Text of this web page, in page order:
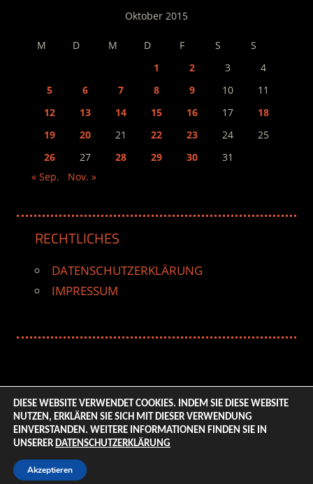
Oktober 2015
M D M D F S
S
1
2 3
4
5
6 7 8 9 10
11
12
13 14 15 16 17
18
19
20 21 22 23 24
25
26
27 28 29 30
31
« Sep.
Nov. »
RECHTLICHES
DATENSCHUTZERKLÄRUNG
IMPRESSUM
© 2026 ENTERTAINMENT BASE – Life & Style Magazine.
All Rights Reserved. | Based on
DIESE WEBSITE VERWENDET COOKIES. INDEM SIE DIESE WEBSITE
NUTZEN, ERKLÄREN SIE SICH MIT DIESER VERWENDUNG
EINVERSTANDEN. WEITERE INFORMATIONEN FINDEN SIE IN
UNSERER DATENSCHUTZERKLÄRUNG
Akzeptieren